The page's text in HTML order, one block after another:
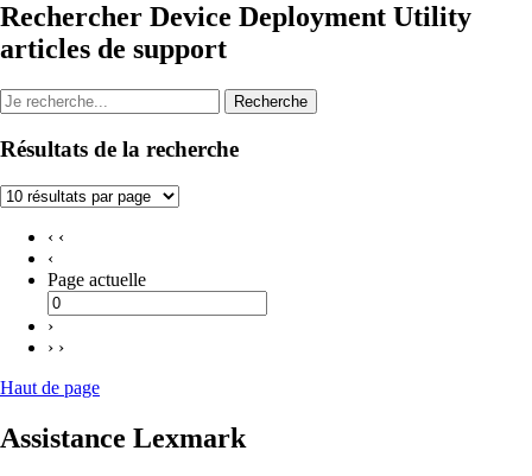
Rechercher Device Deployment Utility
articles de support
Recherche
Résultats de la recherche
‹ ‹
‹
Page actuelle
›
› ›
Haut de page
Assistance Lexmark